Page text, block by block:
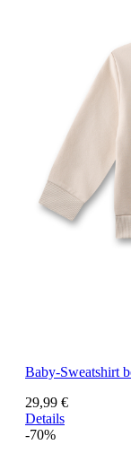
Baby-Sweatshirt
29,99 €
Details
-70%